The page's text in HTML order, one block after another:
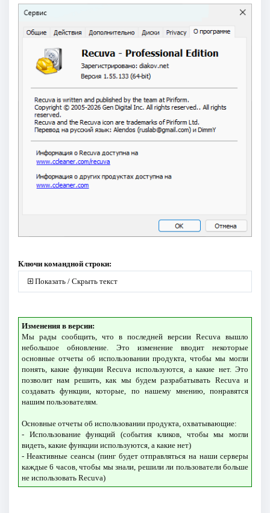
Ключи командной строки:
Показать / Скрыть текст
Изменения в версии:
Мы рады сообщить, что в последней версии Recuva вышло
небольшое обновление. Это изменение вводит некоторые
основные отчеты об использовании продукта, чтобы мы могли
понять, какие функции Recuva используются, а какие нет. Это
позволит нам решить, как мы будем разрабатывать Recuva и
создавать функции, которые, по нашему мнению, понравятся
нашим пользователям.
Основные отчеты об использовании продукта, охватывающие:
- Использование функций (события кликов, чтобы мы могли
видеть, какие функции используются, а какие нет)
- Неактивные сеансы (пинг будет отправляться на наши серверы
каждые 6 часов, чтобы мы знали, решили ли пользователи больше
не использовать Recuva)